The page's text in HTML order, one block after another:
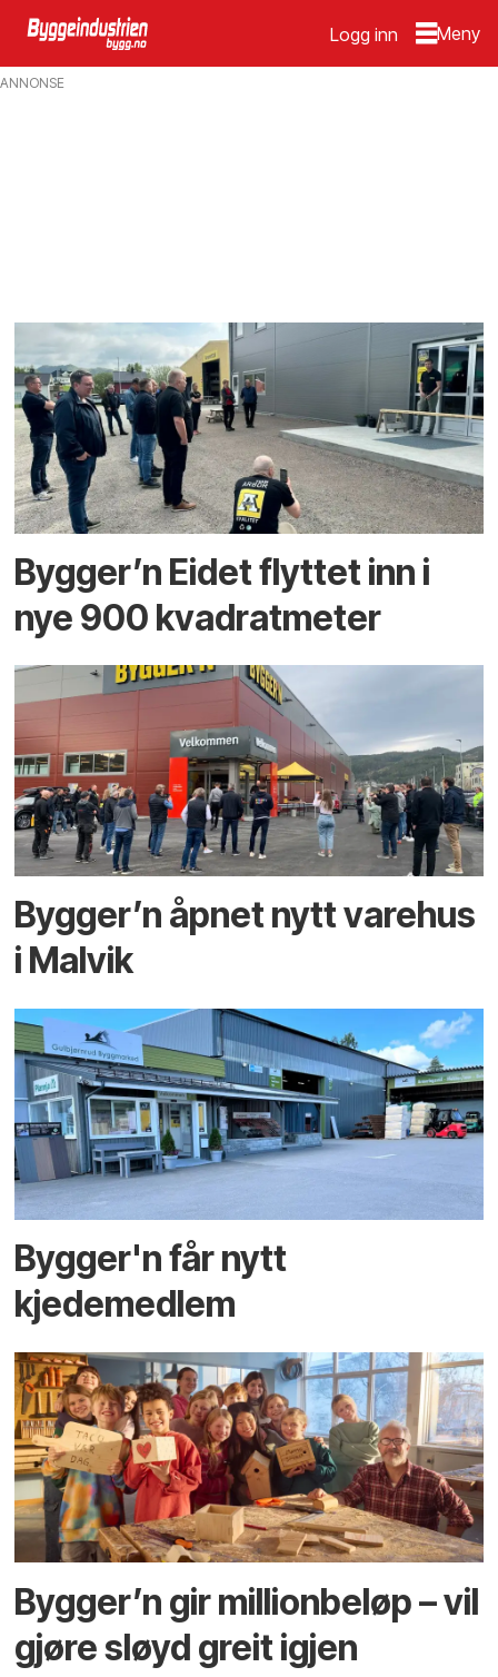
Logg inn
Emne:
ANNONSE
Bygger’n Eidet flyttet inn i
nye 900 kvadratmeter
Bygger’n åpnet nytt varehus
i Malvik
Bygger'n får nytt
kjedemedlem
Bygger’n gir millionbeløp – vil
gjøre sløyd greit igjen